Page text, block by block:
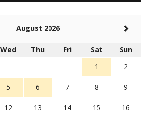
August 2026
Wed Thu Fri Sat
Sun
1
2
5 6 7 8 9
12 13 14 15 16